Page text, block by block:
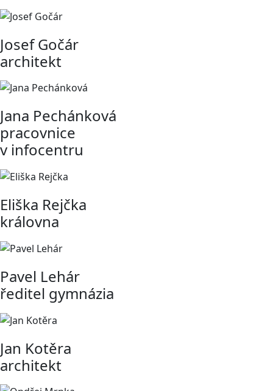
Josef Gočár
architekt
Jana Pechánková
pracovnice
v infocentru
Eliška Rejčka
královna
Pavel Lehár
ředitel gymnázia
Jan Kotěra
architekt